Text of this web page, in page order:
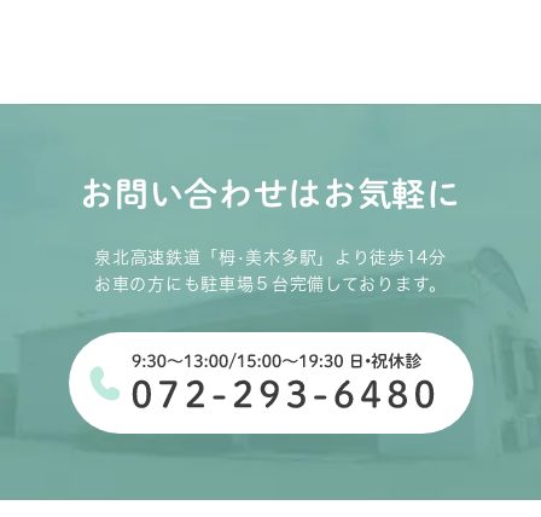
お問い合わせはお気軽に
泉北高速鉄道「栂•美木多駅」より徒歩14分
お車の方にも駐車場５台完備しております。